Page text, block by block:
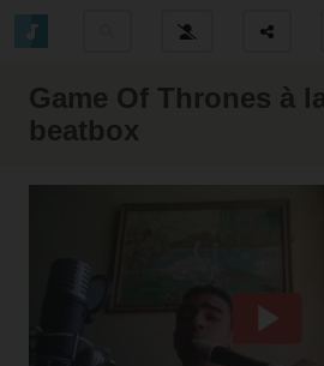
Game Of Thrones à
beatbox